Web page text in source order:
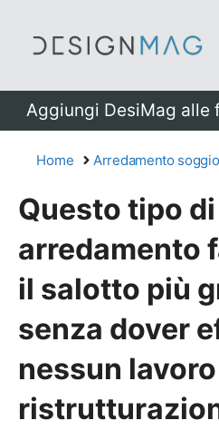
Aggiungi DesiMag alle
Home Arredamento
Questo tipo di
arredamento
il salotto più
senza dover
nessun